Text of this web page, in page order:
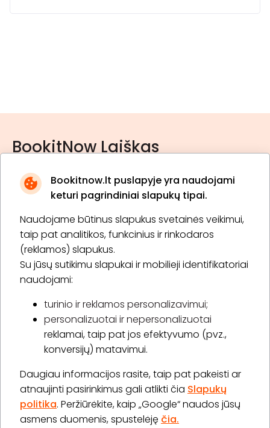
Bookitnow.lt puslapyje yra naudojami
keturi pagrindiniai slapukų tipai.
Naudojame būtinus slapukus svetainės veikimui,
taip pat analitikos, funkcinius ir rinkodaros
(reklamos) slapukus.
Su jūsų sutikimu slapukai ir mobilieji identifikatoriai
naudojami:
turinio ir reklamos personalizavimui;
personalizuotai ir nepersonalizuotai
reklamai, taip pat jos efektyvumo (pvz.,
konversijų) matavimui.
Daugiau informacijos rasite, taip pat pakeisti ar
atnaujinti pasirinkimus gali atlikti čia Slapukų
politika. Peržiūrėkite, kaip „Google“ naudos jūsų
asmens duomenis, spustelėję čia.
BookitNow Laiškas
* Susipažinau su privatumo politika
Prenumeruoti
Apie „BookitNow“
Informacija
„GERA DOVANA“ GRUPĖ